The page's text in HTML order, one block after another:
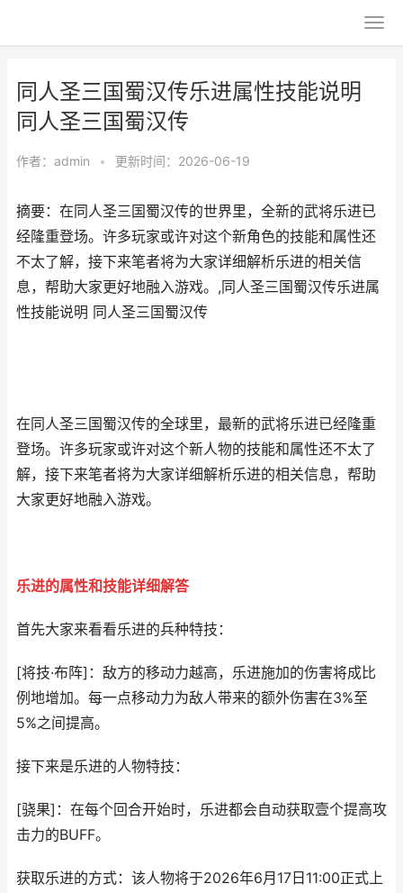
同人圣三国蜀汉传乐进属性技能说明
同人圣三国蜀汉传
作者： admin • 更新时间：2026-06-19
摘要：在同人圣三国蜀汉传的世界里，全新的武将乐进已
经隆重登场。许多玩家或许对这个新角色的技能和属性还
不太了解，接下来笔者将为大家详细解析乐进的相关信
息，帮助大家更好地融入游戏。,同人圣三国蜀汉传乐进属
性技能说明 同人圣三国蜀汉传
在同人圣三国蜀汉传的全球里，最新的武将乐进已经隆重
登场。许多玩家或许对这个新人物的技能和属性还不太了
解，接下来笔者将为大家详细解析乐进的相关信息，帮助
大家更好地融入游戏。
乐进的属性和技能详细解答
首先大家来看看乐进的兵种特技：
[将技·布阵]：敌方的移动力越高，乐进施加的伤害将成比
例地增加。每一点移动力为敌人带来的额外伤害在3%至
5%之间提高。
接下来是乐进的人物特技：
[骁果]：在每个回合开始时，乐进都会自动获取壹个提高攻
击力的BUFF。
获取乐进的方式：该人物将于2026年6月17日11:00正式上